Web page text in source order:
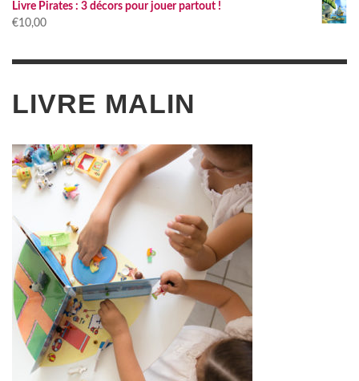
Livre Pirates : 3 décors pour jouer partout !
€10,00
LIVRE MALIN